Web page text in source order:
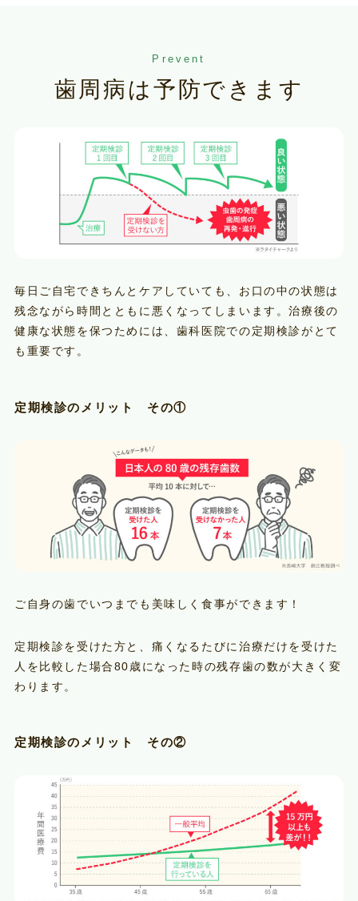
Prevent
歯周病は予防できます
毎日ご自宅できちんとケアしていても、お口の中の状態は
残念ながら時間とともに悪くなってしまいます。治療後の
健康な状態を保つためには、歯科医院での定期検診がとて
も重要です。
定期検診のメリット その①
ご自身の歯でいつまでも美味しく食事ができます！
定期検診を受けた方と、痛くなるたびに治療だけを受けた
人を比較した場合80歳になった時の残存歯の数が大きく変
わります。
定期検診のメリット その②